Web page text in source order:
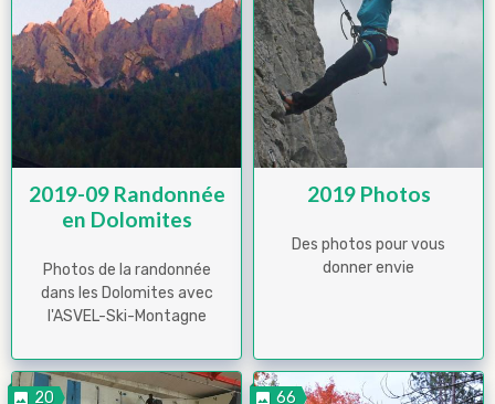
2019-09 Randonnée
en Dolomites
Photos de la randonnée
dans les Dolomites avec
l'ASVEL-Ski-Montagne
2019 Photos
Des photos pour vous
donner envie
20 66